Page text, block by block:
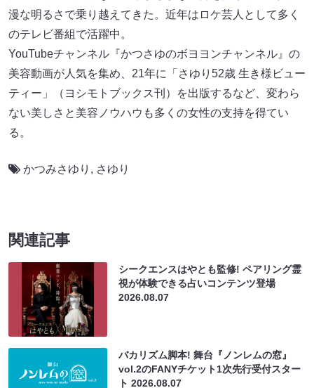
漫な明るさで乗り越えてきた。近年はロケ芸人として多く
のテレビ番組で活躍中。
YouTubeチャンネル『かつさゆのボヨヨンチャンネル』の
美容動画が人気を集め、21年に「さゆり52歳 生き様ビュー
ティー」（ヨシモトブックス刊）を出版するなど、変わら
ない美しさと美容ノウハウも多くの女性の支持を得てい
る。
かつみさゆり , さゆり
関連記事
シークエンスはやとも監修! ペアリング霊
視が体験できる占いコンテンツ登場
2026.08.07
バカリズム脚本! 舞台『ノンレムの窓』
vol.2のFANYチケット1次先行受付スター
ト2026.08.07